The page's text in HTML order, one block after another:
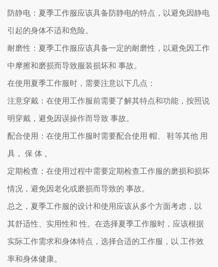
防静电：夏季工作服应该具备防静电的特点，以避免因静电
引起的身体不适和危险。
耐磨性：夏季工作服应该具备一定的耐磨性，以避免因工作
中摩擦和磨损而导致服装损坏和 事故。
在使用夏季工作服时，需要注意以下几点：
注意穿戴：在使用工作服前需要了解其特点和功能，按照说
明穿戴，避免因误操作而导致 事故。
配合使用：在使用工作服时需要配合使用 帽、 鞋等其他 用
具， 保 体 。
定期检查：在使用过程中需要定期检查工作服的磨损和损坏
情况，避免因老化或磨损而导致的 事故。
总之，夏季工作服的设计和使用应该从多个方面考虑，以
其舒适性、实用性和 性。在选择夏季工作服时，应该根据
实际工作需求和身体特点，选择合适的工作服，以 工作效
率和身体健康。